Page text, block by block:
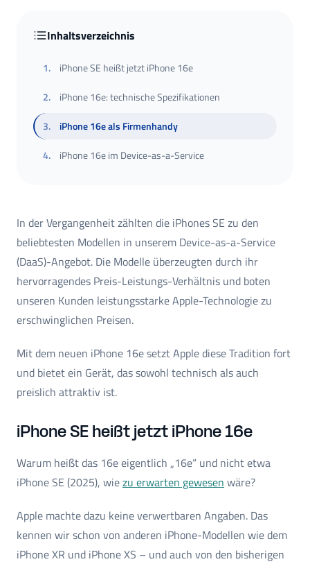
Inhaltsverzeichnis
1.
iPhone SE heißt jetzt iPhone 16e
2.
iPhone 16e: technische Spezifikationen
3.
iPhone 16e als Firmenhandy
4. iPhone 16e im Device-as-a-Service
In der Vergangenheit zählten die iPhones SE zu den
beliebtesten Modellen in unserem Device-as-a-Service
(DaaS)-Angebot. Die Modelle überzeugten durch ihr
hervorragendes Preis-Leistungs-Verhältnis und boten
unseren Kunden leistungsstarke Apple-Technologie zu
erschwinglichen Preisen.
Mit dem neuen iPhone 16e setzt Apple diese Tradition fort
und bietet ein Gerät, das sowohl technisch als auch
preislich attraktiv ist.
iPhone SE heißt jetzt iPhone 16e
Warum heißt das 16e eigentlich „16e“ und nicht etwa
iPhone SE (2025), wiezu erwarten gewesen wäre?
Apple machte dazu keine verwertbaren Angaben. Das
kennen wir schon von anderen iPhone-Modellen wie dem
iPhone XR und iPhone XS – und auch von den bisherigen